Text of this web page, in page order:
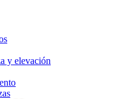
y elevación